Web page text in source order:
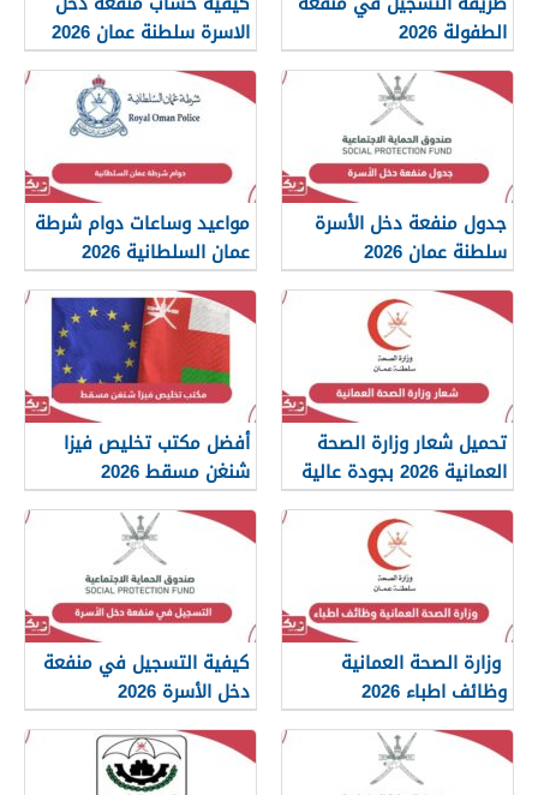
الطفولة 2026
الاسرة سلطنة عمان 2026
جدول منفعة دخل الأسرة
سلطنة عمان 2026
مواعيد وساعات دوام شرطة
عمان السلطانية 2026
تحميل شعار وزارة الصحة
العمانية 2026 بجودة عالية
png
أفضل مكتب تخليص فيزا
شنغن مسقط 2026
وزارة الصحة العمانية
وظائف اطباء 2026
كيفية التسجيل في منفعة
دخل الأسرة 2026